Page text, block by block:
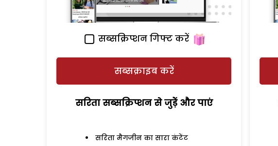
सब्सक्रिप्शन गिफ्ट करें
सब्सक्राइब करें
सरिता सब्सक्रिप्शन से जुड़ेें और पाएं
सरिता मैगजीन का सारा कंटेंट